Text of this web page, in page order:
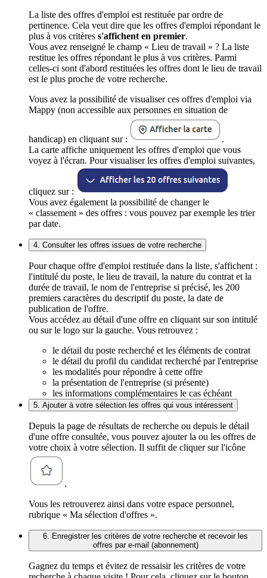
La liste des offres d'emploi est restituée par ordre de
pertinence. Cela veut dire que les offres d'emploi répondant le
plus à vos critères s'affichent en premier.
Vous avez renseigné le champ « Lieu de travail » ? La liste
restitue les offres répondant le plus à vos critères. Parmi
celles-ci sont d'abord restituées les offres dont le lieu de travail
est le plus proche de votre recherche.
Vous avez la possibilité de visualiser ces offres d'emploi via
Mappy (non accessible aux personnes en situation de
handicap) en cliquant sur :
.
La carte affiche uniquement les offres d'emploi que vous
voyez à l'écran. Pour visualiser les offres d'emploi suivantes,
cliquez sur :
Vous avez également la possibilité de changer le
« classement » des offres : vous pouvez par exemple les trier
par date.
4. Consulter les offres issues de votre recherche
Pour chaque offre d'emploi restituée dans la liste, s'affichent :
l'intitulé du poste, le lieu de travail, la nature du contrat et la
durée de travail, le nom de l'entreprise si précisé, les 200
premiers caractères du descriptif du poste, la date de
publication de l'offre.
Vous accédez au détail d'une offre en cliquant sur son intitulé
ou sur le logo sur la gauche. Vous retrouvez :
le détail du poste recherché et les éléments de contrat
le détail du profil du candidat recherché par l'entreprise
les modalités pour répondre à cette offre
la présentation de l'entreprise (si présente)
les informations complémentaires le cas échéant
5. Ajouter à votre sélection les offres qui vous intéressent
Depuis la page de résultats de recherche ou depuis le détail
d'une offre consultée, vous pouvez ajouter la ou les offres de
votre choix à votre sélection. Il suffit de cliquer sur l'icône
.
Vous les retrouverez ainsi dans votre espace personnel,
rubrique « Ma sélection d'offres ».
6. Enregistrer les critères de votre recherche et recevoir les
offres par e-mail (abonnement)
Gagnez du temps et évitez de ressaisir les critères de votre